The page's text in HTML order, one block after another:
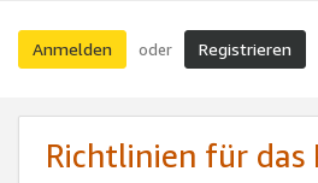
Anmelden oder Registrieren
Richtlinien für